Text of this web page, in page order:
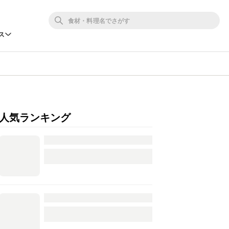
人気ランキング